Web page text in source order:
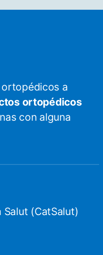
ortopédicos a
ortopédicos
con alguna
(CatSalut)